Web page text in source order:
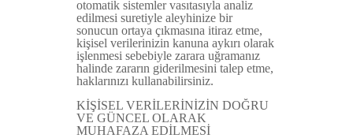
otomatik sistemler vasıtasıyla analiz
edilmesi suretiyle aleyhinize bir
sonucun ortaya çıkmasına itiraz etme,
kişisel verilerinizin kanuna aykırı olarak
işlenmesi sebebiyle zarara uğramanız
halinde zararın giderilmesini talep etme,
haklarınızı kullanabilirsiniz.
KİŞİSEL VERİLERİNİZİN DOĞRU
VE GÜNCEL OLARAK
MUHAFAZA EDİLMESİ